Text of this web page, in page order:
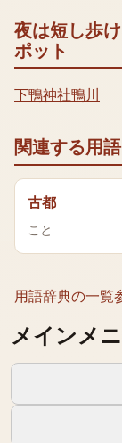
メインメ
夜は短し歩
ポット
下鴨神社鴨川
関連する用語
古都
こと
用語辞典の一覧